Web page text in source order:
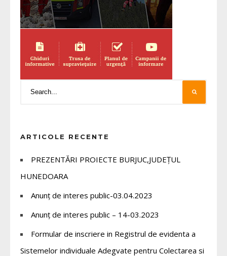
ARTICOLE RECENTE
PREZENTĂRI PROIECTE BURJUC,JUDEȚUL
HUNEDOARA
Anunț de interes public-03.04.2023
Anunț de interes public – 14-03.2023
Formular de inscriere in Registrul de evidenta a
Sistemelor individuale Adegvate pentru Colectarea si